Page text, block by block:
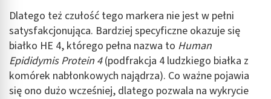
Dlatego też czułość tego markera nie jest w pełni
satysfakcjonująca. Bardziej specyficzne okazuje się
białko HE 4, którego pełna nazwa to Human
Epididymis Protein 4(podfrakcja 4 ludzkiego białka z
komórek nabłonkowych najądrza). Co ważne pojawia
się ono dużo wcześniej, dlatego pozwala na wykrycie